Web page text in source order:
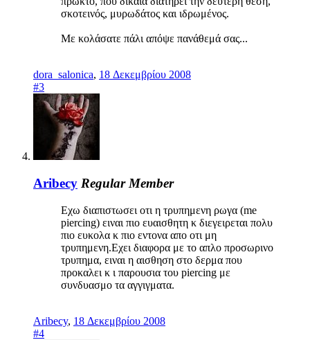
σκοτεινός, μυρωδάτος και ιδρωμένος.
Με κολάσατε πάλι απόψε πανάθεμά σας...
dora_salonica, 18 Δεκεμβρίου 2008
#3
Aribecy Regular Member
Εχω διαπιστωσει οτι η τρυπημενη ρωγα (me
piercing) ειναι πιο ευαισθητη κ διεγειρεται πολυ
πιο ευκολα κ πιο εντονα απο οτι μη
τρυπημενη.Εχει διαφορα με το απλο προσωρινο
τρυπημα, ειναι η αισθηση στο δερμα που
προκαλει κ ι παρουσια του piercing με
συνδυασμο τα αγγιγματα.
Aribecy, 18 Δεκεμβρίου 2008
#4